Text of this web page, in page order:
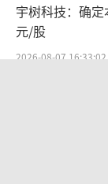
款靶向IL-
临床前开发。
宇树科技：确
元/股
2026-08-07 16:33:02